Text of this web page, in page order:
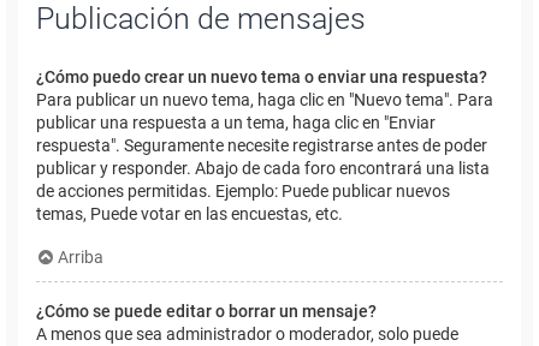
Publicación de mensajes
¿Cómo puedo crear un nuevo tema o enviar una respuesta?
Para publicar un nuevo tema, haga clic en "Nuevo tema". Para
publicar una respuesta a un tema, haga clic en "Enviar
respuesta". Seguramente necesite registrarse antes de poder
publicar y responder. Abajo de cada foro encontrará una lista
de acciones permitidas. Ejemplo: Puede publicar nuevos
temas, Puede votar en las encuestas, etc.
Arriba
¿Cómo se puede editar o borrar un mensaje?
A menos que sea administrador o moderador, solo puede